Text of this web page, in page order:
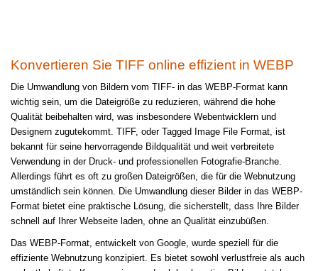
Konvertieren Sie TIFF online effizient in WEBP
Die Umwandlung von Bildern vom TIFF- in das WEBP-Format kann
wichtig sein, um die Dateigröße zu reduzieren, während die hohe
Qualität beibehalten wird, was insbesondere Webentwicklern und
Designern zugutekommt. TIFF, oder Tagged Image File Format, ist
bekannt für seine hervorragende Bildqualität und weit verbreitete
Verwendung in der Druck- und professionellen Fotografie-Branche.
Allerdings führt es oft zu großen Dateigrößen, die für die Webnutzung
umständlich sein können. Die Umwandlung dieser Bilder in das WEBP-
Format bietet eine praktische Lösung, die sicherstellt, dass Ihre Bilder
schnell auf Ihrer Webseite laden, ohne an Qualität einzubüßen.
Das WEBP-Format, entwickelt von Google, wurde speziell für die
effiziente Webnutzung konzipiert. Es bietet sowohl verlustfreie als auch